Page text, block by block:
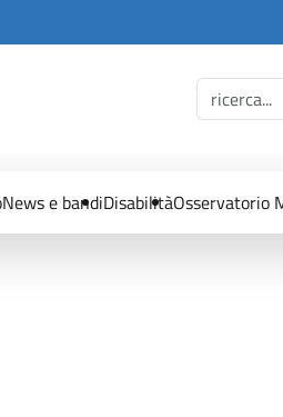
News e bandiDisabilitàOsservatorio